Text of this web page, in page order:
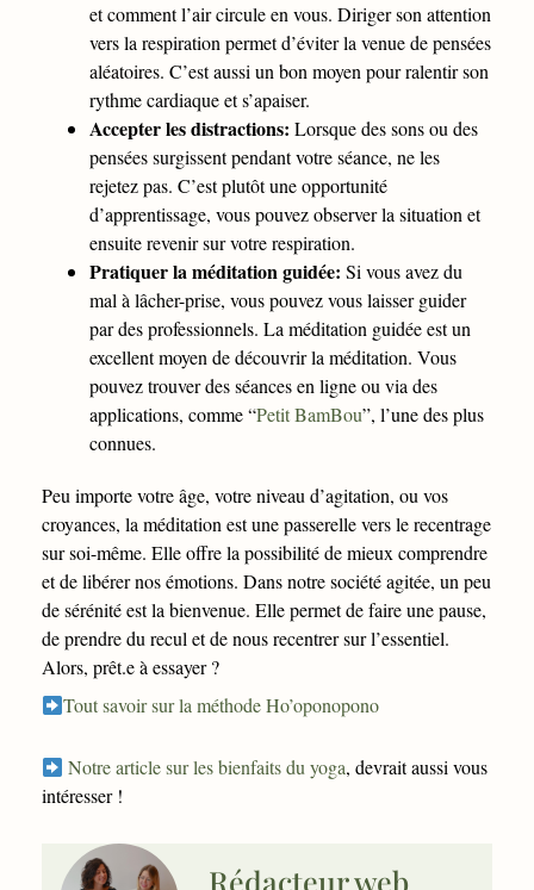
et comment l’air circule en vous. Diriger son attention
vers la respiration permet d’éviter la venue de pensées
aléatoires. C’est aussi un bon moyen pour ralentir son
rythme cardiaque et s’apaiser.
Accepter les distractions: Lorsque des sons ou des
pensées surgissent pendant votre séance, ne les
rejetez pas. C’est plutôt une opportunité
d’apprentissage, vous pouvez observer la situation et
ensuite revenir sur votre respiration.
Pratiquer la méditation guidée: Si vous avez du
mal à lâcher-prise, vous pouvez vous laisser guider
par des professionnels. La méditation guidée est un
excellent moyen de découvrir la méditation. Vous
pouvez trouver des séances en ligne ou via des
applications, comme “Petit BamBou”, l’une des plus
connues.
Peu importe votre âge, votre niveau d’agitation, ou vos
croyances, la méditation est une passerelle vers le recentrage
sur soi-même. Elle offre la possibilité de mieux comprendre
et de libérer nos émotions. Dans notre société agitée, un peu
de sérénité est la bienvenue. Elle permet de faire une pause,
de prendre du recul et de nous recentrer sur l’essentiel.
Alors, prêt.e à essayer ?
Tout savoir sur la méthode Ho’oponopono
Notre article sur les bienfaits du yoga, devrait aussi vous
intéresser !
Rédacteur web